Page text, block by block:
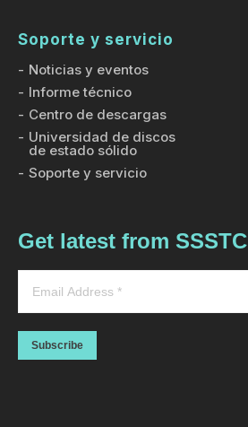
Soporte y servicio
Noticias y eventos
Informe técnico
Centro de descargas
Universidad de discos
de estado sólido
Soporte y servicio
Get latest from SSSTC
Subscribe